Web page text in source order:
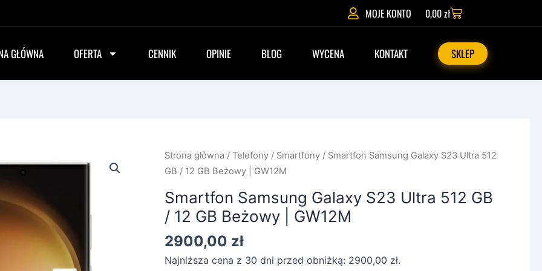
MOJE KONTO 0,00złWózek
GŁÓWNA OFERTA CENNIK OPINIE BLOG WYCENA KONTAKT SKLEP
Strona główna /Telefony / Smartfony / Smartfon Samsung Galaxy S23 Ultra 512
GB / 12 GB Beżowy | GW12M
Smartfon Samsung Galaxy S23 Ultra 512 GB
/ 12 GB Beżowy | GW12M
2900,00 zł
Najniższa cena z 30 dni przed obniżką: 2900,00 zł.